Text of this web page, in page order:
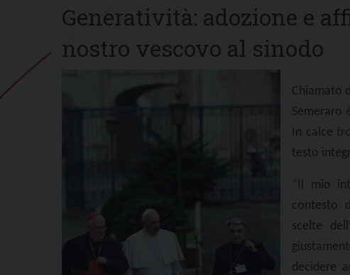
Generatività: adozione e
nostro vescovo al sinodo
Chiamato
Semeraro
In calce
testo
“Il mio
contesto
scelte
decidere